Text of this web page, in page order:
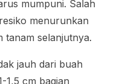
mumpuni. Salah
menurunkan
tanam selanjutnya.
jauh dari buah
1,5 cm bagian